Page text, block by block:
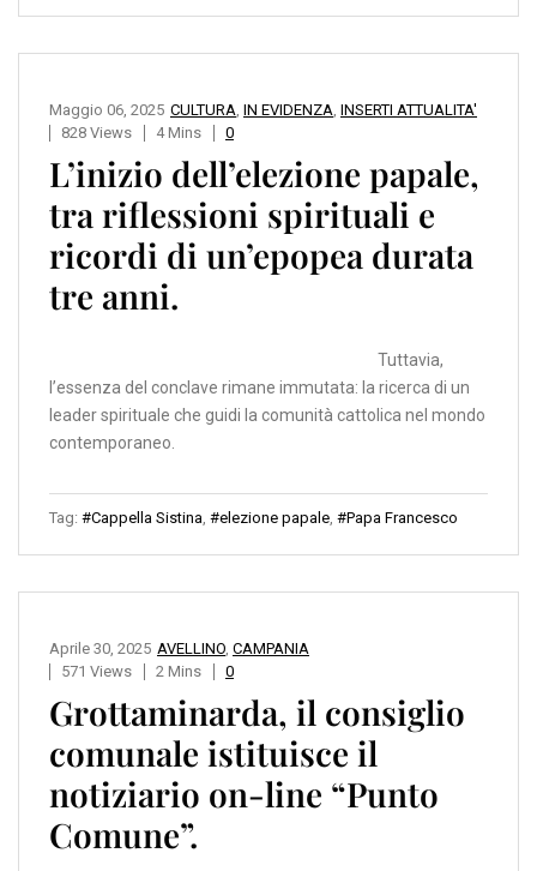
CULTURA, IN EVIDENZA, INSERTI ATTUALITA'
Maggio 06, 2025
828 Views
4 Mins 0
L’inizio dell’elezione papale,
tra riflessioni spirituali e
ricordi di un’epopea durata
tre anni.
Tuttavia,
l’essenza del conclave rimane immutata: la ricerca di un
leader spirituale che guidi la comunità cattolica nel mondo
contemporaneo.
Tag: #Cappella Sistina, #elezione papale, #Papa Francesco
AVELLINO, CAMPANIA
Aprile 30, 2025
571 Views
2 Mins 0
Grottaminarda, il consiglio
comunale istituisce il
notiziario on-line “Punto
Comune”.